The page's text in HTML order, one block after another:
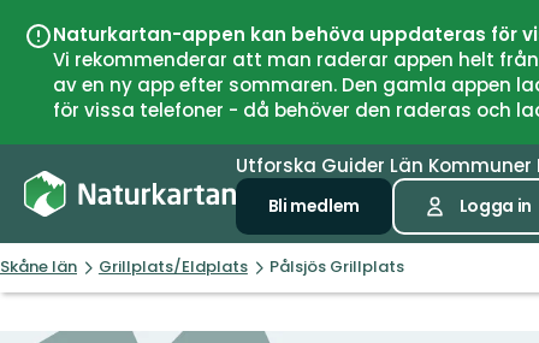
Naturkartan-appen kan behöva uppdateras för
Vi rekommenderar att man raderar appen helt
av en ny app efter sommaren. Den gamla
för vissa telefoner - då behöver den raderas och
Utforska Guider Län Kommuner
Bli medlem Logga in
Skåne län Grillplats/Eldplats Pålsjös Grillplats